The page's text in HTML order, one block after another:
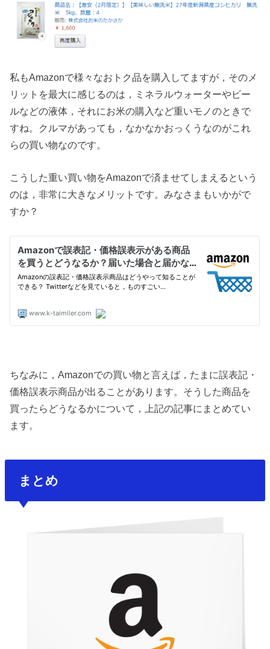
私もAmazonで様々なおトク品を購入してますが，そのメ
リットを最大に感じるのは，ミネラルウォーターやビー
ルなどの液体，それにお米の購入など重いモノのときで
すね。クルマがあっても，なかなかおっくうなのがこれ
らの買い物なのです。
こうした重い買い物をAmazonで済ませてしまえるという
のは，非常に大きなメリットです。みなさまもいかがで
すか？
ちなみに，Amazonでの買い物と言えば，たまに誤表記・
価格誤表示商品が出ることがあります。そうした商品を
買ったらどうなるかについて，上記の記事にまとめてい
ます。
まとめ